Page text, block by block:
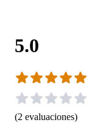
5.0
(2 evaluaciones)